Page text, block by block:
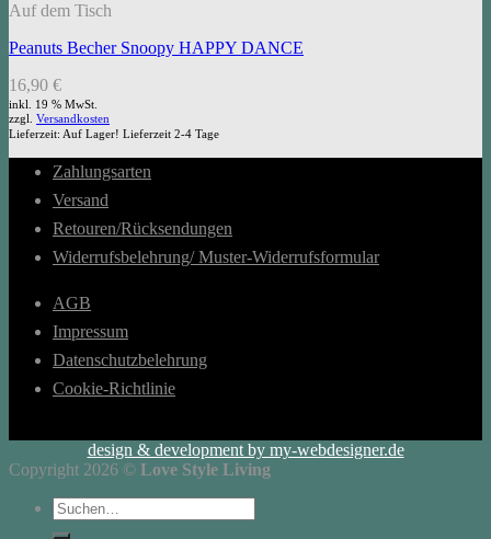
Auf dem Tisch
Peanuts Becher Snoopy HAPPY DANCE
16,90 €
inkl. 19 % MwSt.
zzgl. Versandkosten
Lieferzeit: Auf Lager! Lieferzeit 2-4 Tage
Zahlungsarten
Versand
Retouren/Rücksendungen
Widerrufsbelehrung/ Muster-Widerrufsformular
AGB
Impressum
Datenschutzbelehrung
Cookie-Richtlinie
design & development by my-webdesigner.de
Copyright 2026 © Love Style Living
Suchen
nach: